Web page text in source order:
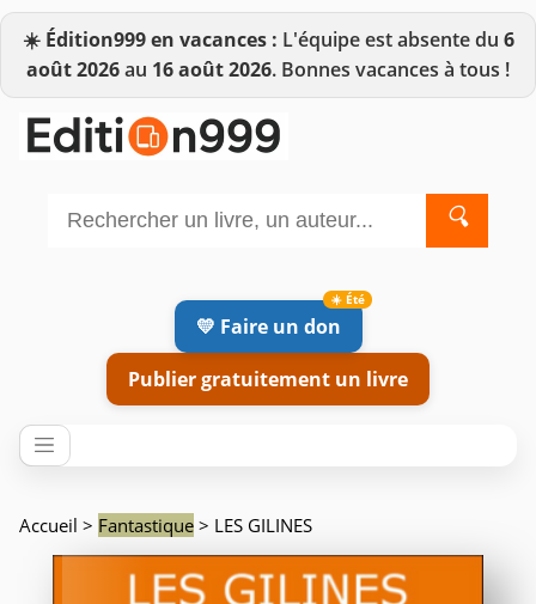
☀️ Édition999 en vacances : L'équipe est absente du 6
août 2026au 16 août 2026. Bonnes vacances à tous !
🔍
💛 Faire un don
Publier gratuitement un livre
Accueil > Fantastique > LES GILINES